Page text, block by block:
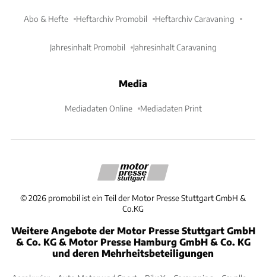
Abo & Hefte Heftarchiv Promobil Heftarchiv Caravaning
Jahresinhalt Promobil Jahresinhalt Caravaning
Media
Mediadaten Online Mediadaten Print
©2026 promobil ist ein Teil der Motor Presse Stuttgart GmbH &
Co.KG
Weitere Angebote der Motor Presse Stuttgart GmbH
& Co. KG & Motor Presse Hamburg GmbH & Co. KG
und deren Mehrheitsbeteiligungen